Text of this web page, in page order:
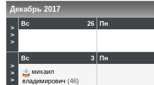
Декабрь 2017
>
>
>
26
Вс Пн
>
>
>
3
Вс
михаил
владимирович (46)
Пн